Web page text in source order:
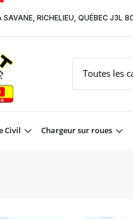
RICHELIEU, QUÉBEC J3L
Civil Chargeur sur roues